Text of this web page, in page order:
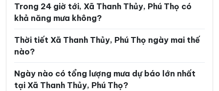
Xã Hội Thịnh Xã Hợp Kim
Xã Hợp Lý
Xã Hương Cần Xã Hy Cương
Xã Khả Cửu Xã Kim Bôi
Xã Lạc Lương Xã Lạc Sơn
Trong 24 giờ tới, Xã Thanh Thủy, Phú Thọ có
khả năng mưa không?
Thời tiết Xã Thanh Thủy, Phú Thọ ngày mai thế
nào?
Ngày nào có tổng lượng mưa dự báo lớn nhất
tại Xã Thanh Thủy, Phú Thọ?